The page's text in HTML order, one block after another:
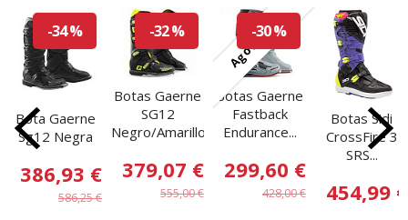
-34 %
Bota Gaerne
Sg12 Negra
386,93 €
586,25 €
-32 %
Botas Gaerne
SG12
Negro/Amarillo...
379,07 €
555,00 €
Agotado
-30 %
Botas Gaerne
Fastback
Endurance...
299,60 €
428,00 €
Botas Sidi
CrossFire 3
SRS...
454,99 €